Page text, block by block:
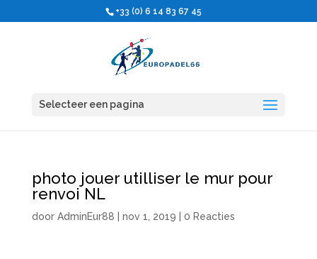
+33 (0) 6 14 83 67 45
Selecteer een pagina
photo jouer utilliser le mur pour
renvoi NL
door AdminEur88 nov 1, 2019 0 Reacties